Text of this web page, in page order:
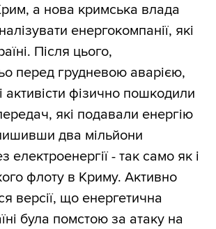
а нова кримська влада
енергокомпанії, які
Після цього,
перед грудневою аварією,
активісти фізично пошкодили
які подавали енергію
два мільйони
електроенергії - так само як і
флоту в Криму. Активно
версії, що енергетична
була помстою за атаку на